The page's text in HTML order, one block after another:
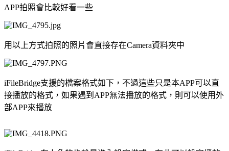
APP拍照會比較好看一些
用以上方式拍照的照片會直接存在Camera資料夾中
iFileBridge支援的檔案格式如下，不過這些只是本APP可以直
接播放的格式，如果遇到APP無法播放的格式，則可以使用外
部APP來播放